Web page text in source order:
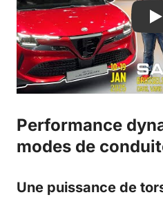
Play
Performance
modes de
Une puissance de